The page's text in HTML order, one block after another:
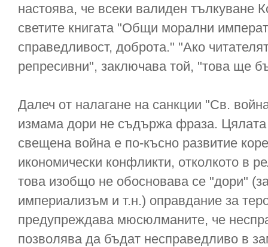
настоява, че всеки валиден тълкуване
светите книгата "Общи морални
справедливост, доброта." "Ако
репресивни", заключава той, "това ще
Далеч от налагане на санкции "Св.
измама дори не съдържа фраза.
свещена война е по-късно развитие
икономически конфликти, отколкото в
това изобщо не обосновава се "дори"
империализъм и т.н.) оправдание за
предупреждава мюсюлманите, че
позволява да бъдат несправедливо в